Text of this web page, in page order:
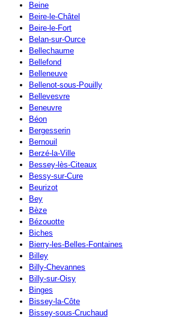
Beine
Beire-le-Châtel
Beire-le-Fort
Belan-sur-Ource
Bellechaume
Bellefond
Belleneuve
Bellenot-sous-Pouilly
Bellevesvre
Beneuvre
Béon
Bergesserin
Bernouil
Berzé-la-Ville
Bessey-lès-Citeaux
Bessy-sur-Cure
Beurizot
Bey
Bèze
Bézouotte
Biches
Bierry-les-Belles-Fontaines
Billey
Billy-Chevannes
Billy-sur-Oisy
Binges
Bissey-la-Côte
Bissey-sous-Cruchaud